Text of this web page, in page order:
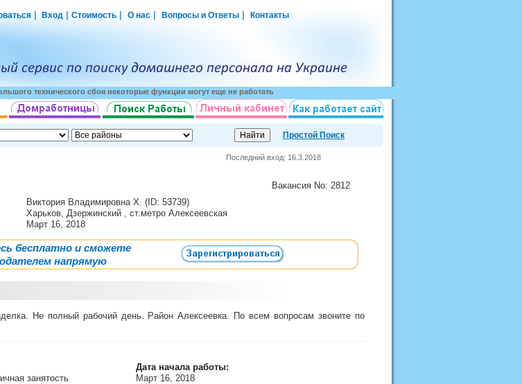
Вход Стоимость О нас Вопросы и Ответы Контакты
технического сбоя некоторые функции могут еще не работать
Простой Поиск
Последний вход: 16.3.2018
Вакансия No: 2812
Виктория Владимировна Х. (ID: 53739)
Харьков, Дзержинский , ст.метро Алексеевская
Март 16, 2018
бесплатно и сможете
напрямую
Не полный рабочий день. Район Алексеевка. По всем вопросам звоните по
занятость
Дата начала работы:
Март 16, 2018